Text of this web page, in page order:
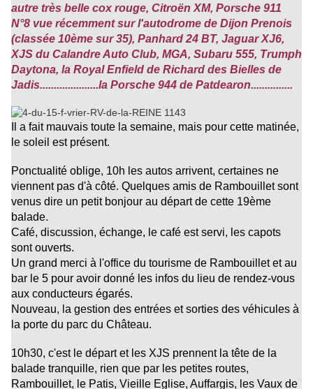
autre très belle cox rouge, Citroën XM, Porsche 911
N°8 vue récemment sur l'autodrome de Dijon Prenois
(classée 10ème sur 35), Panhard 24 BT, Jaguar XJ6,
XJS du Calandre Auto Club, MGA, Subaru 555, Trumph
Daytona, la Royal Enfield de Richard des Bielles de
Jadis.....................la Porsche 944 de Patdearon...............
Il a fait mauvais toute la semaine, mais pour cette matinée,
le soleil est présent.
Ponctualité oblige, 10h les autos arrivent, certaines ne
viennent pas d'à côté. Quelques amis de Rambouillet sont
venus dire un petit bonjour au départ de cette 19ème
balade.
Café, discussion, échange, le café est servi, les capots
sont ouverts.
Un grand merci à l'office du tourisme de Rambouillet et au
bar le 5 pour avoir donné les infos du lieu de rendez-vous
aux conducteurs égarés.
Nouveau, la gestion des entrées et sorties des véhicules à
la porte du parc du Château.
10h30, c'est le départ et les XJS prennent la tête de la
balade tranquille, rien que par les petites routes,
Rambouillet, le Patis, Vieille Eglise, Auffargis, les Vaux de